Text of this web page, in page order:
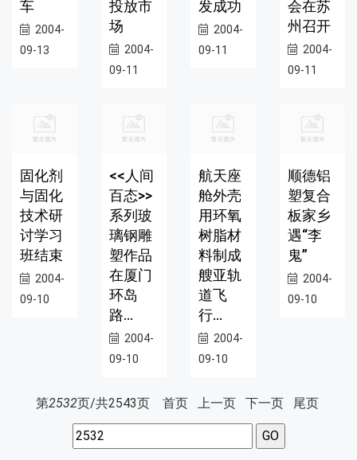
车
2004-
09-13
投放市
场
2004-
09-11
发成功
2004-
09-11
会在苏
州召开
2004-
09-11
固化剂
与固化
技术研
讨学习
班结束
2004-
09-10
<<人间
百态>>
系列玻
璃钢雕
塑作品
在厦门
环岛
路...
2004-
09-10
航天座
舱外壳
用环氧
树脂材
料制成
艘亚轨
道飞
行...
2004-
09-10
顺德铝
塑复合
板家乡
遇“李
鬼”
2004-
09-10
第2532页/共2543页 首页 上一页 下一页 尾页